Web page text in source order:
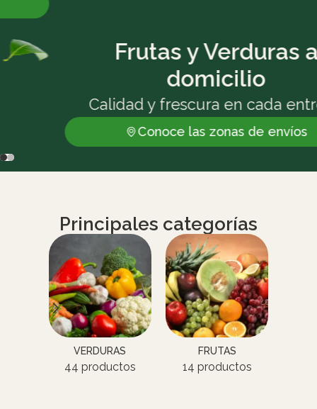
Frutas y Verduras a
domicilio
Calidad y frescura en cada entrega
Conoce las zonas de envíos
Principales categorías
VERDURAS
44 productos
FRUTAS
14 productos